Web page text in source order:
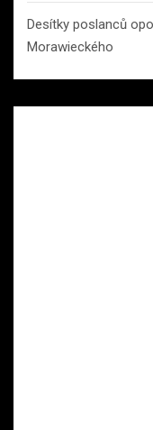
Desítky poslanců
Morawieckého